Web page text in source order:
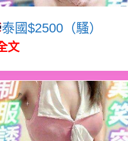
泰國$2500（騷）
文